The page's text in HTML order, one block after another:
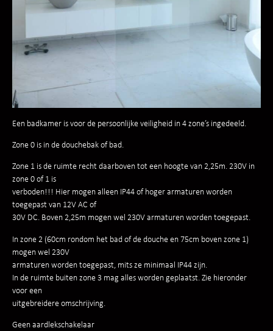
Een badkamer is voor de persoonlijke veiligheid in 4 zone’s ingedeeld.
Zone 0 is in de douchebak of bad.
Zone 1 is de ruimte recht daarboven tot een hoogte van 2,25m. 230V in
zone 0 of 1 is
verboden!!! Hier mogen alleen IP44 of hoger armaturen worden
toegepast van 12V AC of
30V DC. Boven 2,25m mogen wel 230V armaturen worden toegepast.
In zone 2 (60cm rondom het bad of de douche en 75cm boven zone 1)
mogen wel 230V
armaturen worden toegepast, mits ze minimaal IP44 zijn.
In de ruimte buiten zone 3 mag alles worden geplaatst. Zie hieronder
voor een
uitgebreidere omschrijving.
Geen aardlekschakelaar